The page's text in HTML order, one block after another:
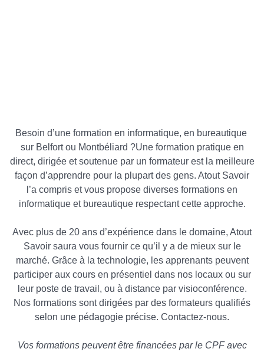
Besoin d’une formation en informatique, en bureautique
sur Belfort ou Montbéliard ?Une formation pratique en
direct, dirigée et soutenue par un formateur est la meilleure
façon d’apprendre pour la plupart des gens. Atout Savoir
l’a compris et vous propose diverses formations en
informatique et bureautique respectant cette approche.
Avec plus de 20 ans d’expérience dans le domaine, Atout
Savoir saura vous fournir ce qu’il y a de mieux sur le
marché. Grâce à la technologie, les apprenants peuvent
participer aux cours en présentiel dans nos locaux ou sur
leur poste de travail, ou à distance par visioconférence.
Nos formations sont dirigées par des formateurs qualifiés
selon une pédagogie précise. Contactez-nous.
Vos formations peuvent être financées par le CPF avec